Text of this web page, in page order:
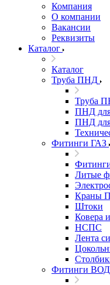
Компания
О компании
Вакансии
Реквизиты
Каталог
Каталог
Труба ПНД
Труба
ПНД
ПНД для
Фитинги ГАЗ
Литые
Краны
Штоки
Ковера
НСПС
Лента
Фитинги